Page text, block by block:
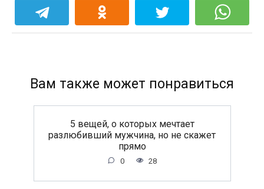
Вам также может понравиться
5 вещей, о которых мечтает
разлюбивший мужчина, но не скажет
прямо
0 28